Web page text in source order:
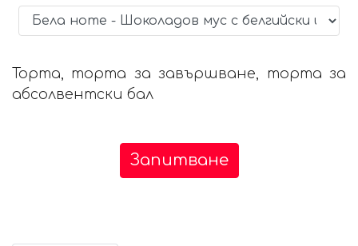
Торта, торта за завършване, торта за
абсолвентски бал
Запитване